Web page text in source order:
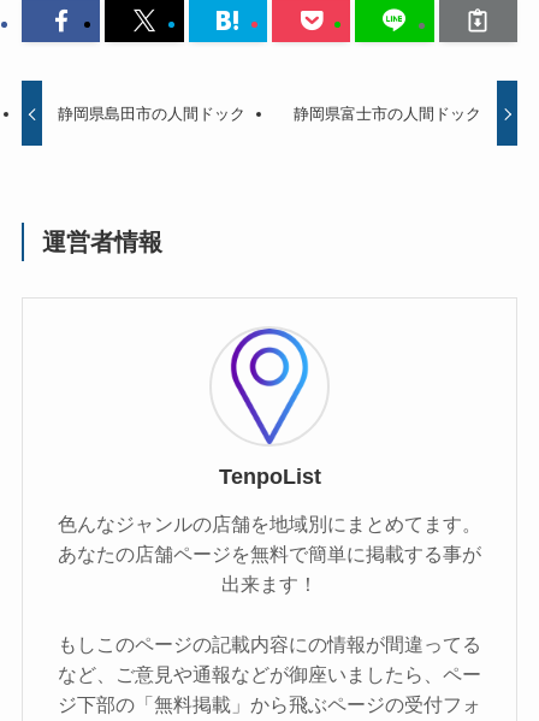
静岡県島田市の人間ドック 静岡県富士市の人間ドック
運営者情報
TenpoList
色んなジャンルの店舗を地域別にまとめてます。
あなたの店舗ページを無料で簡単に掲載する事が
出来ます！
もしこのページの記載内容にの情報が間違ってる
など、ご意見や通報などが御座いましたら、ペー
ジ下部の「無料掲載」から飛ぶページの受付フォ